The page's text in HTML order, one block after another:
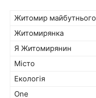
Житомир майбутнього
Житомирянка
Я Житомирянин
Місто
Екологія
One